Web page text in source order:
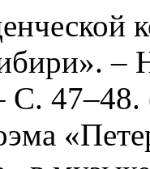
–
С.